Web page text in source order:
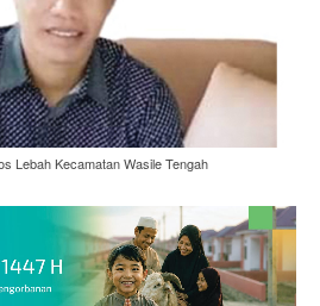
Lebah Kecamatan Wasile Tengah